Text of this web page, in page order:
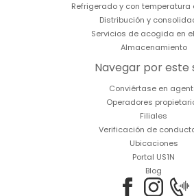
Refrigerado y con
Distribución y
Servicios de acogida en
Almacenamiento
Navegar por este
Conviértase en
Operadores
Filiales
Verificación de
Ubicaciones
Portal US1N
Blog